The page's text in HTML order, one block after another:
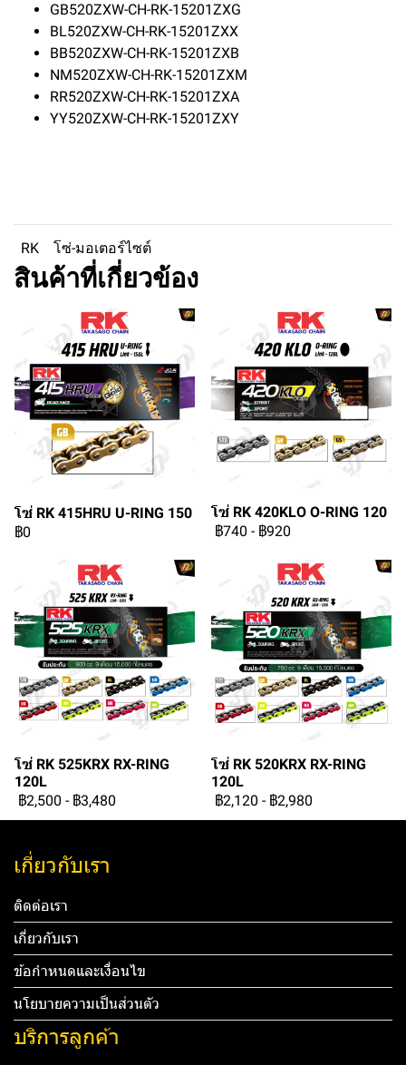
GB520ZXW-CH-RK-15201ZXG
BL520ZXW-CH-RK-15201ZXX
BB520ZXW-CH-RK-15201ZXB
NM520ZXW-CH-RK-15201ZXM
RR520ZXW-CH-RK-15201ZXA
YY520ZXW-CH-RK-15201ZXY
RK โซ่-มอเตอร์ไซต์
สินค้าที่เกี่ยวข้อง
โซ่ RK 415HRU U-RING 150
฿0
โซ่ RK 420KLO O-RING 120
฿740 - ฿920
โซ่ RK 525KRX RX-RING
120L
฿2,500 - ฿3,480
โซ่ RK 520KRX RX-RING
120L
฿2,120 - ฿2,980
เกี่ยวกับเรา
ติดต่อเรา
เกี่ยวกับเรา
ข้อกำหนดและเงื่อนไข
นโยบายความเป็นส่วนตัว
บริการลูกค้า